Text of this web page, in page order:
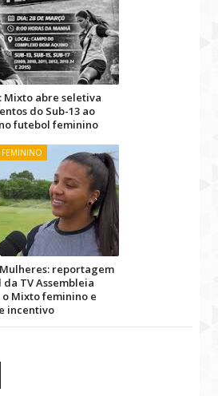
Mixto abre seletiva
do Sub-13 ao
futebol feminino
FEMININO
reportagem
da TV Assembleia
o Mixto feminino e
incentivo